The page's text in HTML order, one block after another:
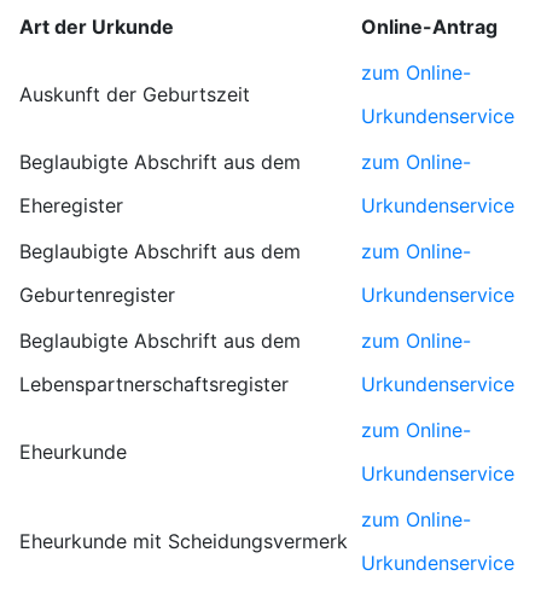
Art der Urkunde Online-Antrag
Auskunft der Geburtszeit
zum Online-
Urkundenservice
Beglaubigte Abschrift aus dem
Eheregister
zum Online-
Urkundenservice
Beglaubigte Abschrift aus dem
Geburtenregister
zum Online-
Urkundenservice
Beglaubigte Abschrift aus dem
Lebenspartnerschaftsregister
zum Online-
Urkundenservice
Eheurkunde
zum Online-
Urkundenservice
Eheurkunde mit Scheidungsvermerk
zum Online-
Urkundenservice